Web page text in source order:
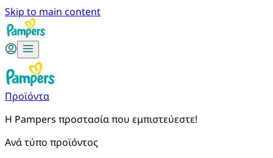
Skip to main content
Προϊόντα
Η Pampers προστασία που εμπιστεύεστε!
Ανά τύπο προϊόντος